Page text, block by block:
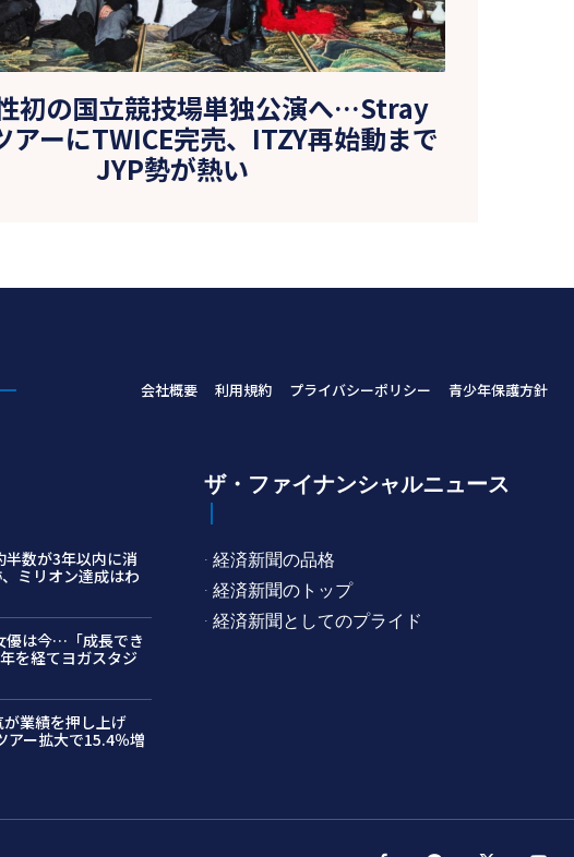
初の国立競技場単独公演へ…Stray
アーにTWICE完売、ITZY再始動まで
JYP勢が熱い
会社概要 利用規約 プライバシーポリシー 青少年保護方針
半数が3年以内に消
ミリオン達成はわ
優は今…「成長でき
を経てヨガスタジ
業績を押し上げ
ー拡大で15.4％増
ザ・ファイナンシャルニュース
· 経済新聞の品格
· 経済新聞のトップ
· 経済新聞としてのプライド